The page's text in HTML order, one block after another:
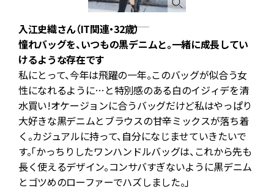
入江史織さん（IT関連・32歳）
憧れバッグを、いつもの黒デニムと。一緒に成長してい
けるような存在です
私にとって、今年は飛躍の一年。このバッグが似合う女
性になれるように…と特別感のある白のイジィデを清
水買い!オケージョンに合うバッグだけど私はやっぱり
大好きな黒デニムとブラウスの甘辛ミックスが落ち着
く。カジュアルに持って、自分になじませていきたいで
す。「かっちりしたワンハンドルバッグは、これから先も
長く使えるデザイン。コンサバすぎないように黒デニム
とゴツめのローファーでハズしました。」